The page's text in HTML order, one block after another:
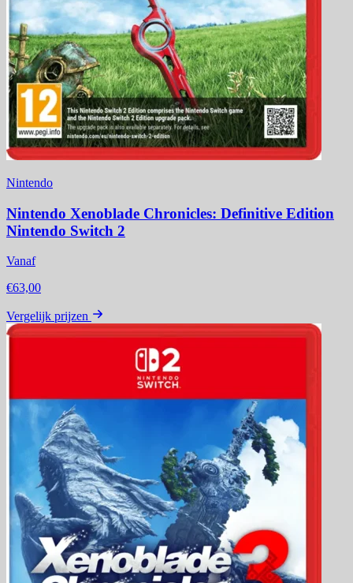
Nintendo
Nintendo Xenoblade Chronicles: Definitive Edition
Nintendo Switch 2
Vanaf
€63,00
Vergelijk prijzen